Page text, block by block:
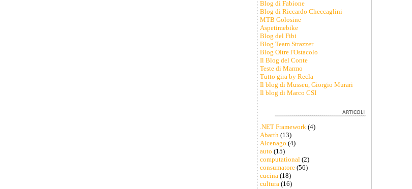
Blog di Fabione
Blog di Riccardo Checcaglini
MTB Golosine
Aspetimebike
Blog del Fibi
Blog Team Strazzer
Blog Oltre l'Ostacolo
Il Blog del Conte
Teste di Marmo
Tutto gira by Recla
Il blog di Musseu, Giorgio Murari
Il blog di Marco CSI
.NET Framework(4)
Abarth(13)
Alcenago (4)
auto (15)
computational(2)
consumatore(56)
cucina(18)
cultura(16)